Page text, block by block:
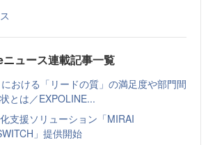
ュース連載記事一覧
おける「リードの質」の満足度や部門間
とは／EXPOLINE...
支援ソリューション「MIRAI
」提供開始